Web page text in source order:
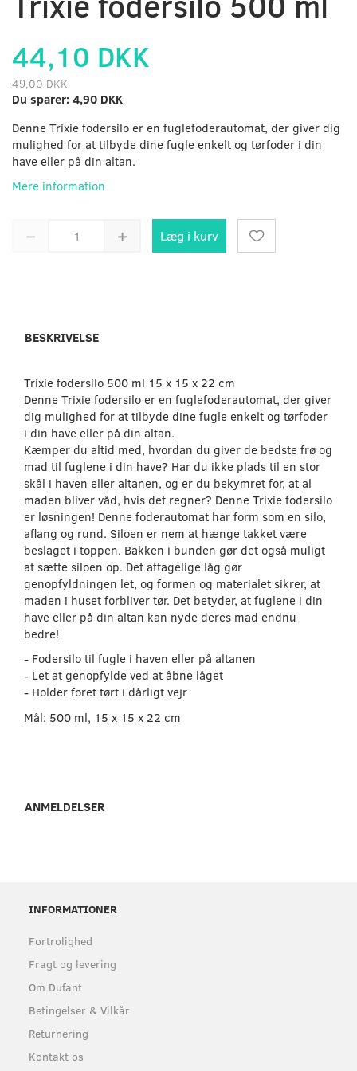
44,10 DKK
49,00 DKK
Du sparer: 4,90 DKK
Denne Trixie fodersilo er en fuglefoderautomat, der giver dig
mulighed for at tilbyde dine fugle enkelt og tørfoder i din
have eller på din altan.
Mere information
Læg i kurv
BESKRIVELSE
Trixie fodersilo 500 ml 15 x 15 x 22 cm
Denne Trixie fodersilo er en fuglefoderautomat, der giver
dig mulighed for at tilbyde dine fugle enkelt og tørfoder
i din have eller på din altan.
Kæmper du altid med, hvordan du giver de bedste frø og
mad til fuglene i din have? Har du ikke plads til en stor
skål i haven eller altanen, og er du bekymret for, at al
maden bliver våd, hvis det regner? Denne Trixie fodersilo
er løsningen! Denne foderautomat har form som en silo,
aflang og rund. Siloen er nem at hænge takket være
beslaget i toppen. Bakken i bunden gør det også muligt
at sætte siloen op. Det aftagelige låg gør
genopfyldningen let, og formen og materialet sikrer, at
maden i huset forbliver tør. Det betyder, at fuglene i din
have eller på din altan kan nyde deres mad endnu
bedre!
- Fodersilo til fugle i haven eller på altanen
- Let at genopfylde ved at åbne låget
- Holder foret tørt i dårligt vejr
Mål: 500 ml, 15 x 15 x 22 cm
ANMELDELSER
INFORMATIONER
Fortrolighed
Fragt og levering
Om Dufant
Betingelser & Vilkår
Returnering
Kontakt os